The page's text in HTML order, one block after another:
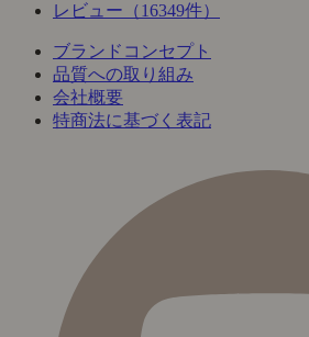
レビュー（16349件）
ブランドコンセプト
品質への取り組み
会社概要
特商法に基づく表記